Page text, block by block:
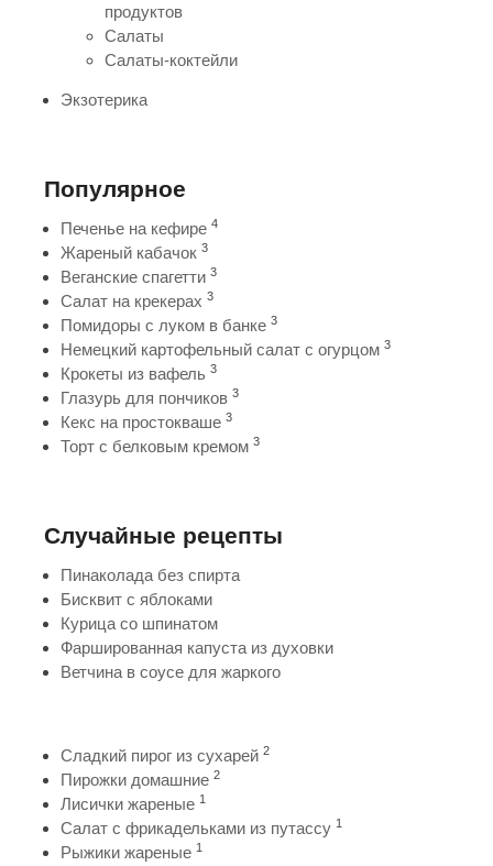
продуктов
Салаты
Салаты-коктейли
Экзотерика
Популярное
Печенье на кефире 4
Жареный кабачок 3
Веганские спагетти 3
Салат на крекерах 3
Помидоры с луком в банке 3
Немецкий картофельный салат с огурцом 3
Крокеты из вафель 3
Глазурь для пончиков 3
Кекс на простокваше 3
Торт с белковым кремом 3
Случайные рецепты
Пинаколада без спирта
Бисквит с яблоками
Курица со шпинатом
Фаршированная капуста из духовки
Ветчина в соусе для жаркого
Сладкий пирог из сухарей 2
Пирожки домашние 2
Лисички жареные 1
Салат с фрикадельками из путассу 1
Рыжики жареные 1